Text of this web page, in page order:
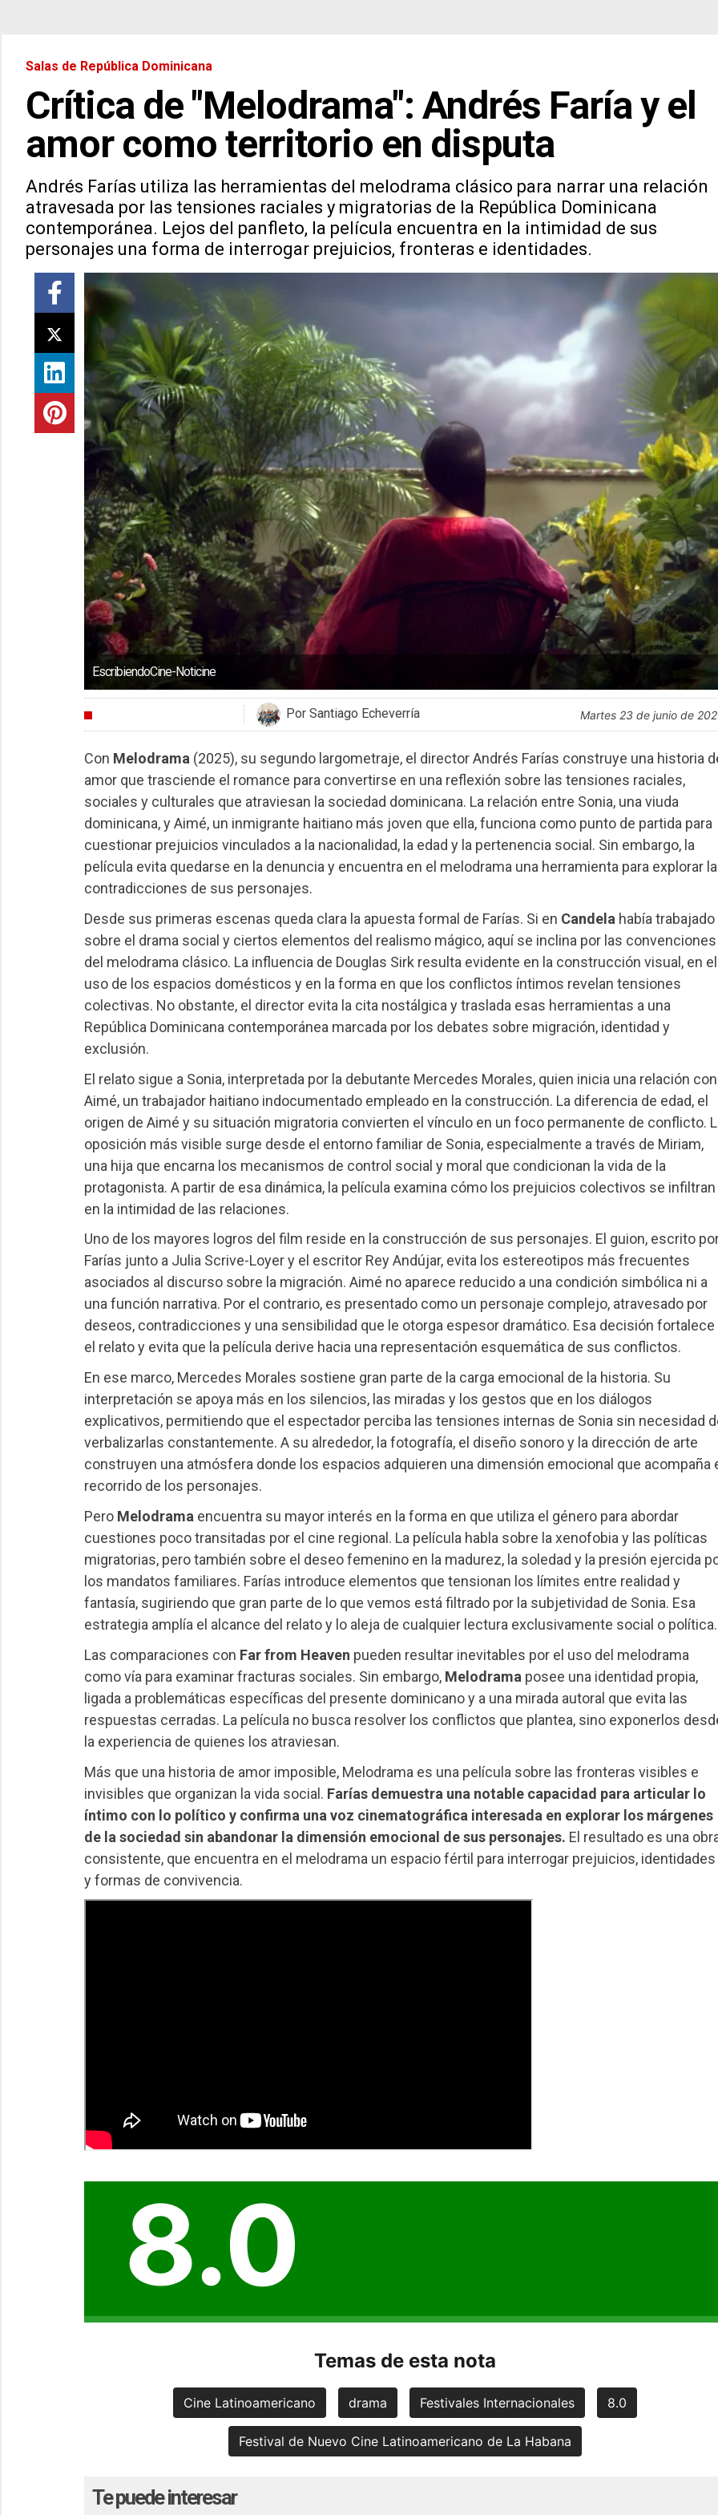
Salas de República Dominicana
Crítica de "Melodrama": Andrés Faría y el
amor como territorio en disputa
Andrés Farías utiliza las herramientas del melodrama clásico para narrar una relación
atravesada por las tensiones raciales y migratorias de la República Dominicana
contemporánea. Lejos del panfleto, la película encuentra en la intimidad de sus
personajes una forma de interrogar prejuicios, fronteras e identidades.
EscribiendoCine-Noticine
Por Santiago Echeverría martes 23 de junio de
Con Melodrama (2025), su segundo largometraje, el director Andrés Farías construye una historia
amor que trasciende el romance para convertirse en una reflexión sobre las tensiones raciales,
sociales y culturales que atraviesan la sociedad dominicana. La relación entre Sonia, una viuda
dominicana, y Aimé, un inmigrante haitiano más joven que ella, funciona como punto de partida para
cuestionar prejuicios vinculados a la nacionalidad, la edad y la pertenencia social. Sin embargo, la
película evita quedarse en la denuncia y encuentra en el melodrama una herramienta para explorar
contradicciones de sus personajes.
Desde sus primeras escenas queda clara la apuesta formal de Farías. Si en Candela había trabajado
sobre el drama social y ciertos elementos del realismo mágico, aquí se inclina por las convenciones
del melodrama clásico. La influencia de Douglas Sirk resulta evidente en la construcción visual, en el
uso de los espacios domésticos y en la forma en que los conflictos íntimos revelan tensiones
colectivas. No obstante, el director evita la cita nostálgica y traslada esas herramientas a una
República Dominicana contemporánea marcada por los debates sobre migración, identidad y
exclusión.
El relato sigue a Sonia, interpretada por la debutante Mercedes Morales, quien inicia una relación con
Aimé, un trabajador haitiano indocumentado empleado en la construcción. La diferencia de edad, el
origen de Aimé y su situación migratoria convierten el vínculo en un foco permanente de conflicto.
oposición más visible surge desde el entorno familiar de Sonia, especialmente a través de Miriam,
una hija que encarna los mecanismos de control social y moral que condicionan la vida de la
protagonista. A partir de esa dinámica, la película examina cómo los prejuicios colectivos se infiltran
en la intimidad de las relaciones.
Uno de los mayores logros del film reside en la construcción de sus personajes. El guion, escrito
Farías junto a Julia Scrive-Loyer y el escritor Rey Andújar, evita los estereotipos más frecuentes
asociados al discurso sobre la migración. Aimé no aparece reducido a una condición simbólica ni a
una función narrativa. Por el contrario, es presentado como un personaje complejo, atravesado por
deseos, contradicciones y una sensibilidad que le otorga espesor dramático. Esa decisión fortalece
el relato y evita que la película derive hacia una representación esquemática de sus conflictos.
En ese marco, Mercedes Morales sostiene gran parte de la carga emocional de la historia. Su
interpretación se apoya más en los silencios, las miradas y los gestos que en los diálogos
explicativos, permitiendo que el espectador perciba las tensiones internas de Sonia sin necesidad
verbalizarlas constantemente. A su alrededor, la fotografía, el diseño sonoro y la dirección de arte
construyen una atmósfera donde los espacios adquieren una dimensión emocional que acompaña
recorrido de los personajes.
Pero Melodrama encuentra su mayor interés en la forma en que utiliza el género para abordar
cuestiones poco transitadas por el cine regional. La película habla sobre la xenofobia y las políticas
migratorias, pero también sobre el deseo femenino en la madurez, la soledad y la presión ejercida
los mandatos familiares. Farías introduce elementos que tensionan los límites entre realidad y
fantasía, sugiriendo que gran parte de lo que vemos está filtrado por la subjetividad de Sonia. Esa
estrategia amplía el alcance del relato y lo aleja de cualquier lectura exclusivamente social o política.
Las comparaciones con Far from Heaven pueden resultar inevitables por el uso del melodrama
como vía para examinar fracturas sociales. Sin embargo, Melodrama posee una identidad propia,
ligada a problemáticas específicas del presente dominicano y a una mirada autoral que evita las
respuestas cerradas. La película no busca resolver los conflictos que plantea, sino exponerlos
la experiencia de quienes los atraviesan.
Más que una historia de amor imposible, Melodrama es una película sobre las fronteras visibles e
invisibles que organizan la vida social. Farías demuestra una notable capacidad para articular lo
íntimo con lo político y confirma una voz cinematográfica interesada en explorar los márgenes
de la sociedad sin abandonar la dimensión emocional de sus personajes. El resultado es una
consistente, que encuentra en el melodrama un espacio fértil para interrogar prejuicios, identidades
y formas de convivencia.
8.0
Temas de esta nota
Cine Latinoamericano drama Festivales Internacionales 8.0
Festival de Nuevo Cine Latinoamericano de La Habana
Te puede interesar